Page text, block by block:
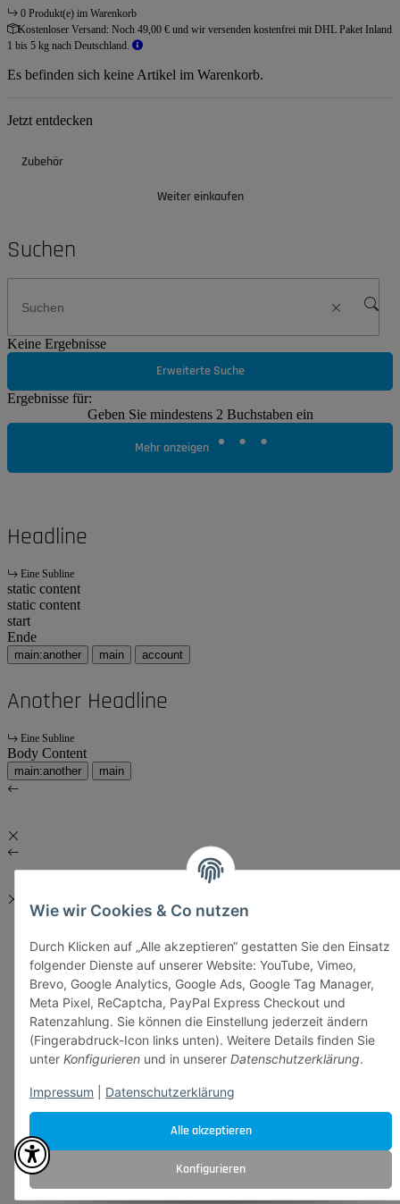
Alle akzeptieren
Konfigurieren
Wie wir Cookies & Co nutzen
Durch Klicken auf „Alle akzeptieren“ gestatten Sie den Einsatz
folgender Dienste auf unserer Website: YouTube, Vimeo,
Brevo, Google Analytics, Google Ads, Google Tag Manager,
Meta Pixel, ReCaptcha, PayPal Express Checkout und
Ratenzahlung. Sie können die Einstellung jederzeit ändern
(Fingerabdruck-Icon links unten). Weitere Details finden Sie
unter Konfigurieren und in unserer Datenschutzerklärung.
Impressum Datenschutzerklärung
0 Produkt(e) im Warenkorb
Kostenloser Versand: Noch 49,00 € und wir versenden kostenfrei mit DHL Paket Inland
1 bis 5 kg nach Deutschland.
Es befinden sich keine Artikel im Warenkorb.
Jetzt entdecken
Zubehör
Weiter einkaufen
Suchen
Keine Ergebnisse
Erweiterte Suche
Ergebnisse für:
Geben Sie mindestens 2 Buchstaben ein
Mehr anzeigen
Headline
Eine Subline
static content
static content
start
Ende
main:another main account
Another Headline
Eine Subline
Body Content
main:another main